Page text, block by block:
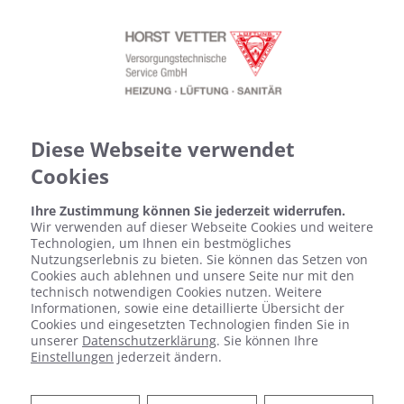
Impressum
Horst Vetter Versorgungstechnische Service
GmbH
Diese Webseite verwendet
Cookies
Ihre Zustimmung können Sie jederzeit widerrufen.
Wir verwenden auf dieser Webseite Cookies und weitere
Technologien, um Ihnen ein bestmögliches
Nutzungserlebnis zu bieten. Sie können das Setzen von
Cookies auch ablehnen und unsere Seite nur mit den
technisch notwendigen Cookies nutzen. Weitere
Informationen, sowie eine detaillierte Übersicht der
Cookies und eingesetzten Technologien finden Sie in
unserer Datenschutzerklärung. Sie können Ihre
Einstellungen jederzeit ändern.